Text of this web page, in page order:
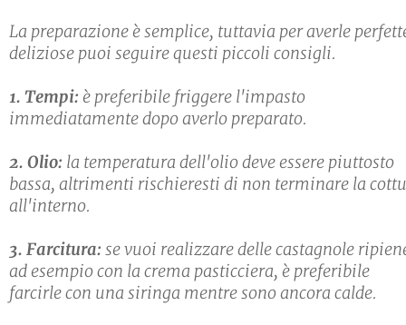
La preparazione è semplice, tuttavia per averle
deliziose puoi seguire questi piccoli consigli.
1. Tempi: è preferibile friggere l'impasto
immediatamente dopo averlo preparato.
2. Olio: la temperatura dell'olio deve essere piuttosto
bassa, altrimenti rischieresti di non terminare la
all'interno.
3. Farcitura: se vuoi realizzare delle castagnole
ad esempio con la crema pasticciera, è preferibile
farcirle con una siringa mentre sono ancora calde.